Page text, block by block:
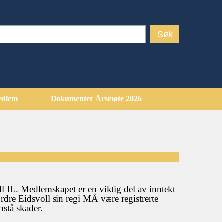
Dokumenter Årsmøte 2026
IL. Medlemskapet er en viktig del av inntekt
Eidsvoll sin regi MÅ være registrerte
skader.